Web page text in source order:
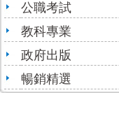
公職考試
教科專業
政府出版
暢銷精選